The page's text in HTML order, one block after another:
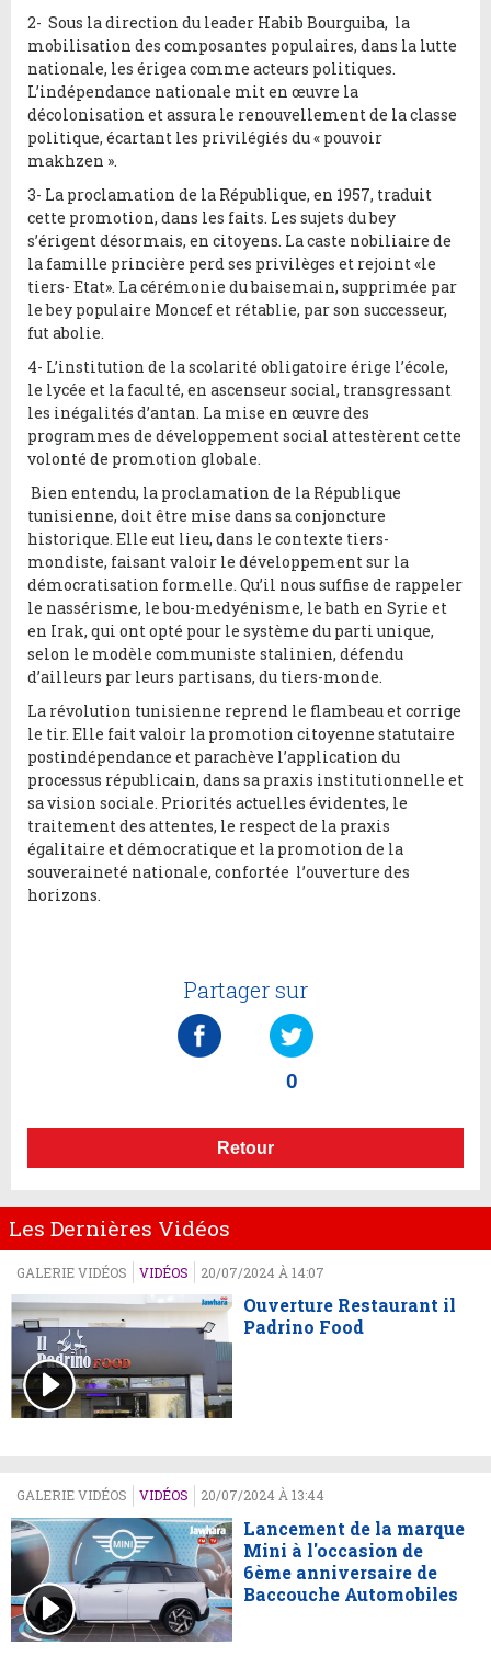
2- Sous la direction du leader Habib Bourguiba, la
mobilisation des composantes populaires, dans la lutte
nationale, les érigea comme acteurs politiques.
L’indépendance nationale mit en œuvre la
décolonisation et assura le renouvellement de la classe
politique, écartant les privilégiés du « pouvoir
makhzen ».
3- La proclamation de la République, en 1957, traduit
cette promotion, dans les faits. Les sujets du bey
s’érigent désormais, en citoyens. La caste nobiliaire de
la famille princière perd ses privilèges et rejoint «le
tiers- Etat». La cérémonie du baisemain, supprimée par
le bey populaire Moncef et rétablie, par son successeur,
fut abolie.
4- L’institution de la scolarité obligatoire érige l’école,
le lycée et la faculté, en ascenseur social, transgressant
les inégalités d’antan. La mise en œuvre des
programmes de développement social attestèrent cette
volonté de promotion globale.
Bien entendu, la proclamation de la République
tunisienne, doit être mise dans sa conjoncture
historique. Elle eut lieu, dans le contexte tiers-
mondiste, faisant valoir le développement sur la
démocratisation formelle. Qu’il nous suffise de rappeler
le nassérisme, le bou-medyénisme, le bath en Syrie et
en Irak, qui ont opté pour le système du parti unique,
selon le modèle communiste stalinien, défendu
d’ailleurs par leurs partisans, du tiers-monde.
La révolution tunisienne reprend le flambeau et corrige
le tir. Elle fait valoir la promotion citoyenne statutaire
postindépendance et parachève l’application du
processus républicain, dans sa praxis institutionnelle et
sa vision sociale. Priorités actuelles évidentes, le
traitement des attentes, le respect de la praxis
égalitaire et démocratique et la promotion de la
souveraineté nationale, confortée l’ouverture des
horizons.
Partager sur
0
Retour
Les Dernières Vidéos
GALERIE VIDÉOS VIDÉOS 20/07/2024 À 14:07
Ouverture Restaurant il
Padrino Food
GALERIE VIDÉOS VIDÉOS 20/07/2024 À 13:44
Lancement de la marque
Mini à l'occasion de
6ème anniversaire de
Baccouche Automobiles